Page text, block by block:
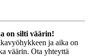
on silti väärin!
ja aika on
väärin. Ota yhteyttä